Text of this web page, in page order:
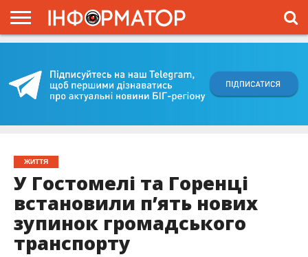
ПРОЄКТ
ЖИТТЯ
У Гостомелі та Горенці
встановили п’ять нових
зупинок громадського
транспорту